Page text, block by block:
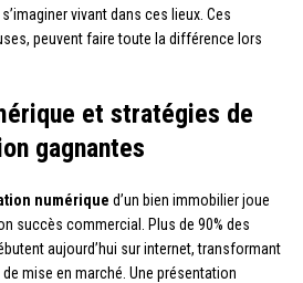
vivant dans ces lieux. Ces
peuvent faire toute la différence lors
et stratégies de
gagnantes
numérique d’un bien immobilier joue
succès commercial. Plus de 90% des
aujourd’hui sur internet, transformant
mise en marché. Une présentation